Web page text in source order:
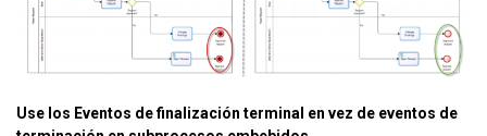
Use los Eventos de finalización terminal en vez de eventos de